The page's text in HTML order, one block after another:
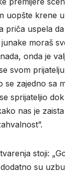
uopšte krene
priča uspela
moraš
onda je
svom
se zajedno sa
sprijateljio
nas je
zahvalnost”.
stoji:
su